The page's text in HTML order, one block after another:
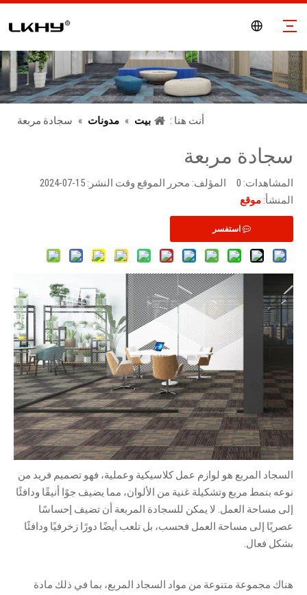
أنت هنا : بيت » مدونات » سجادة مربعة
سجادة مربعة
المشاهدات: 0
المؤلف: محرر الموقع وقت النشر: 15-07-2024
المنشأ: موقع
استفسر
السجاد المربع هو لوازم عمل كلاسيكية وعملية، فهو تصميم فريد من
نوعه بنمط مربع وتشكيلة غنية من الألوان، مما يضيف جوًا أنيقًا ودافئًا
إلى مساحة العمل. لا يمكن للسجادة المربعة أن تضيف إحساسًا
عصريًا إلى مساحة العمل فحسب، بل تلعب أيضًا دورًا زخرفيًا ودافئًا
بشكل فعال.
هناك مجموعة متنوعة من مواد السجاد المربع، بما في ذلك مادة